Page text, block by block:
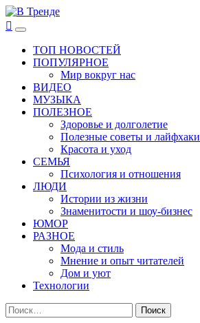
Перейти
к
содержимому
В Тренде
Самые свежие новости интернета
Основное
менюТОП НОВОСТЕЙ
ПОПУЛЯРНОЕ
Мир вокруг нас
ВИДЕО
МУЗЫКА
ПОЛЕЗНОЕ
Здоровье и долголетие
Полезные советы и лайфхаки
Красота и уход
СЕМЬЯ
Психология и отношения
ЛЮДИ
Истории из жизни
Знаменитости и шоу-бизнес
ЮМОР
РАЗНОЕ
Мода и стиль
Мнение и опыт читателей
Дом и уют
Технологии
Найти: